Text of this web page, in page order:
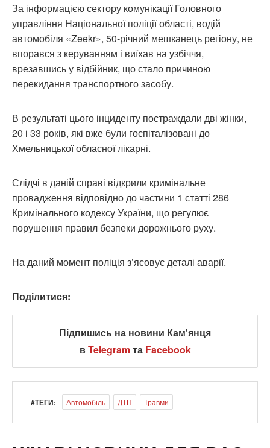
За інформацією сектору комунікації Головного
управління Національної поліції області, водій
автомобіля «Zeekr», 50-річний мешканець регіону, не
впорався з керуванням і виїхав на узбіччя,
врезавшись у відбійник, що стало причиною
перекидання транспортного засобу.
В результаті цього інциденту постраждали дві жінки,
20 і 33 років, які вже були госпіталізовані до
Хмельницької обласної лікарні.
Слідчі в даній справі відкрили кримінальне
провадження відповідно до частини 1 статті 286
Кримінального кодексу України, що регулює
порушення правил безпеки дорожнього руху.
На даний момент поліція з’ясовує деталі аварії.
Поділитися:
Підпишись на новини Кам'янця
вTelegramта Facebook
#ТЕГИ: Автомобіль ДТП Травми